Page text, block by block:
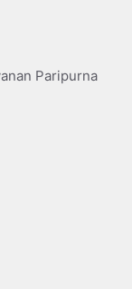
Paripurna